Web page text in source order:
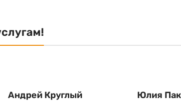
Андрей Круглый Юлия